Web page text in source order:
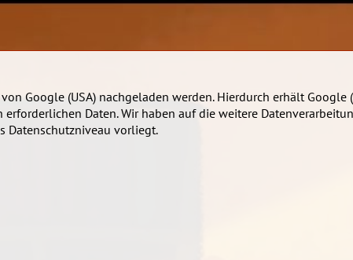
Google (USA) nachgeladen werden. Hierdurch erhält Google
Daten. Wir haben auf die weitere
Datenschutzniveau vorliegt.